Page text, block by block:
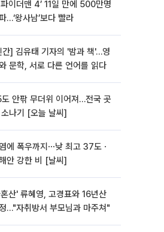
파이더맨 4’ 11일 만에 500만명
…‘왕사남’보다 빨라
간] 김유태 기자의 '밤과 책'…영
문학, 서로 다른 언어를 읽다
안팎 무더위 이어져…전국 곳
나기 [오늘 날씨]
에 폭우까지⋯낮 최고 37도ㆍ
안 강한 비 [날씨]
산' 류혜영, 고경표와 16년산
…"자취방서 부모님과 마주쳐"